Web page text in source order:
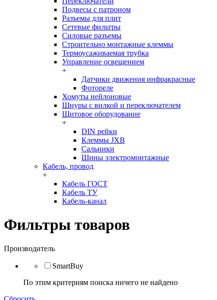
Подвесы с патроном
Разъемы для плит
Сетевые фильтры
Силовые разъемы
Строительно монтажные клеммы
Термоусаживаемая трубка
Управление освещением
+
Датчики движения инфракрасные
Фотореле
Хомуты нейлоновые
Шнуры с вилкой и переключателем
Щитовое оборудование
+
DIN рейки
Клеммы JXB
Сальники
Шины электромонтажные
Кабель, провод
+
Кабель ГОСТ
Кабель ТУ
Кабель-канал
Фильтры товаров
Производитель
SmartBuy
По этим критериям поиска ничего не найдено